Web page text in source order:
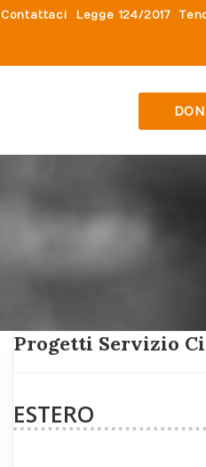
Contattaci Legge 124/2017
Progetti Servizio
ESTERO